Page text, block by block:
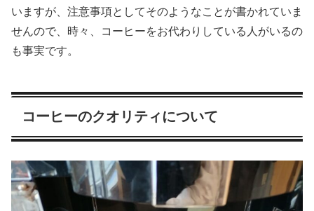
いますが、注意事項としてそのようなことが書かれていま
せんので、時々、コーヒーをお代わりしている人がいるの
も事実です。
コーヒーのクオリティについて